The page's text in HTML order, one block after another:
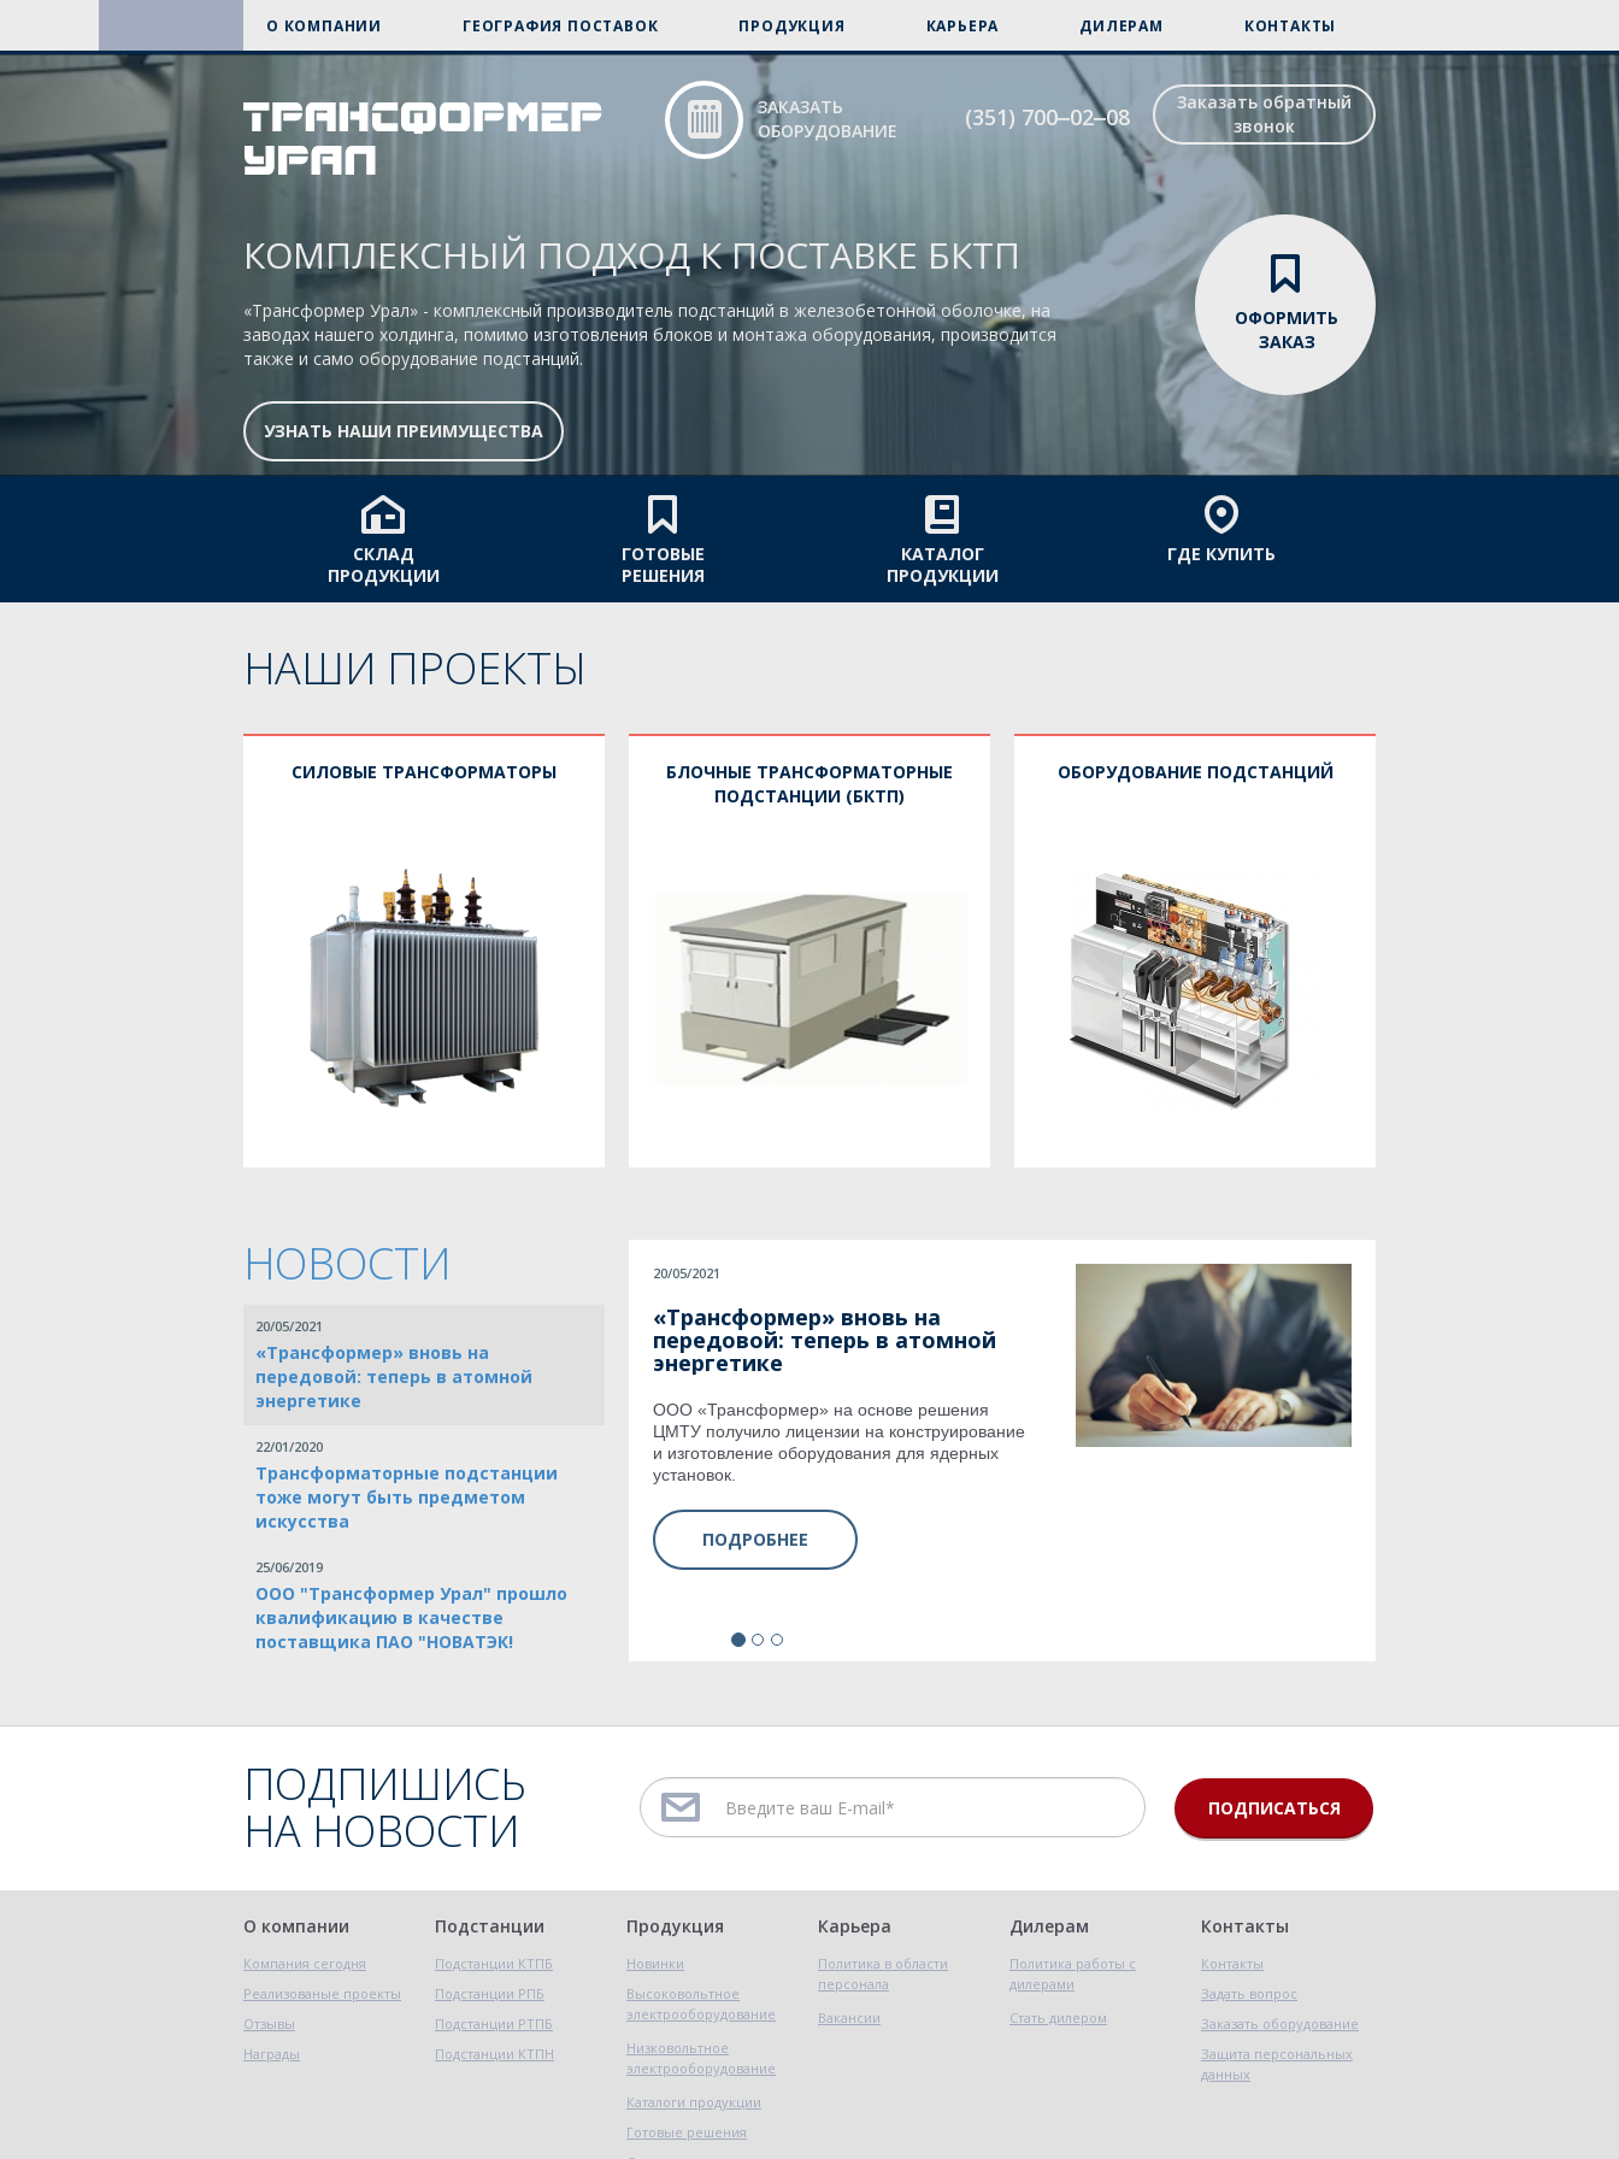
О КОМПАНИИ ГЕОГРАФИЯ ПОСТАВОК ПРОДУКЦИЯ КАРЬЕРА ДИЛЕРАМ КОНТАКТЫ
ЗАКАЗАТЬ
ОБОРУДОВАНИЕ
(351) 700‒02‒08
Заказать обратный
звонок
КОМПЛЕКСНЫЙ ПОДХОД К ПОСТАВКЕ БКТП
«Трансформер Урал» - комплексный производитель подстанций в железобетонной оболочке, на
заводах нашего холдинга, помимо изготовления блоков и монтажа оборудования, производится
также и само оборудование подстанций.
УЗНАТЬ НАШИ ПРЕИМУЩЕСТВА
ОФОРМИТЬ
ЗАКАЗ
СКЛАД
ПРОДУКЦИИ
ГОТОВЫЕ
РЕШЕНИЯ
КАТАЛОГ
ПРОДУКЦИИ
ГДЕ КУПИТЬ
НАШИ ПРОЕКТЫ
СИЛОВЫЕ ТРАНСФОРМАТОРЫ
БЛОЧНЫЕ ТРАНСФОРМАТОРНЫЕ
ПОДСТАНЦИИ (БКТП)
ОБОРУДОВАНИЕ ПОДСТАНЦИЙ
НОВОСТИ
20/05/2021
«Трансформер» вновь на
передовой: теперь в атомной
энергетике
22/01/2020
Трансформаторные подстанции
тоже могут быть предметом
искусства
25/06/2019
ООО "Трансформер Урал" прошло
квалификацию в качестве
поставщика ПАО "НОВАТЭК!
20/05/2021
«Трансформер» вновь на
передовой: теперь в атомной
энергетике
ООО «Трансформер» на основе решения
ЦМТУ получило лицензии на конструирование
и изготовление оборудования для ядерных
установок.
ПОДРОБНЕЕ
ПОДПИШИСЬ
НА НОВОСТИ ПОДПИСАТЬСЯ
О компании
Компания сегодня
Реализованые проекты
Отзывы
Награды
Подстанции
Подстанции КТПБ
Подстанции РПБ
Подстанции РТПБ
Подстанции КТПН
Продукция
Новинки
Высоковольтное
электрооборудование
Низковольтное
электрооборудование
Каталоги продукции
Готовые решения
Карьера
Политика в области
персонала
Вакансии
Дилерам
Политика работы с
дилерами
Стать дилером
Контакты
Контакты
Задать вопрос
Заказать оборудование
Защита персональных
данных